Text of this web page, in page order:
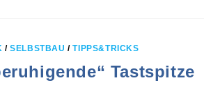
/SELBSTBAU /TIPPS&TRICKS
Tastspitze